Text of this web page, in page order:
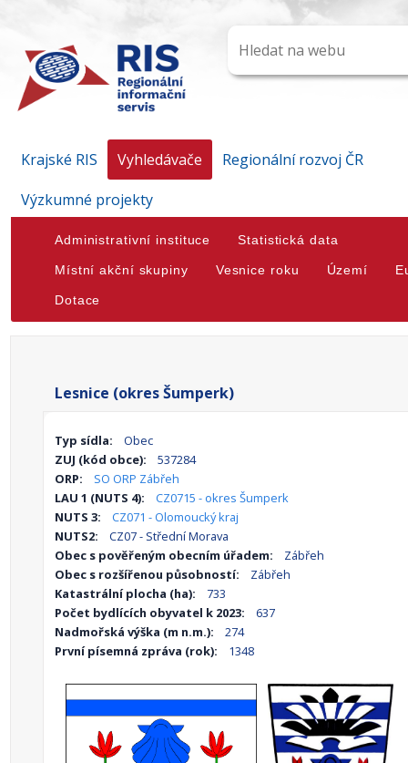
Krajské RIS Vyhledávače
Regionální rozvoj ČR
Výzkumné projekty
Administrativní instituce Statistická data
Místní akční skupiny Vesnice roku Území
Dotace
Lesnice (okres Šumperk)
Typ sídla:
Obec
ZUJ (kód obce):
537284
ORP:
SO ORP Zábřeh
LAU 1 (NUTS 4):
CZ0715 - okres Šumperk
NUTS 3:
CZ071 - Olomoucký kraj
NUTS2:
CZ07 - Střední Morava
Obec s pověřeným obecním úřadem:
Zábřeh
Obec s rozšířenou působností:
Zábřeh
Katastrální plocha (ha):
733
Počet bydlících obyvatel k 2023:
637
Nadmořská výška (m n.m.):
274
První písemná zpráva (rok):
1348